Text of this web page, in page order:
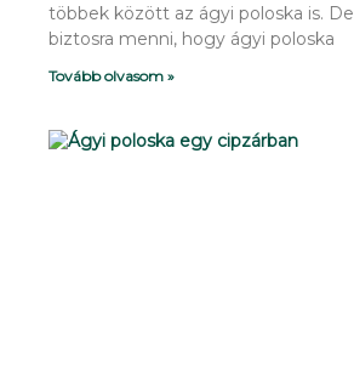
többek között az ágyi poloska is.
biztosra menni, hogy ágyi poloska
Tovább olvasom »